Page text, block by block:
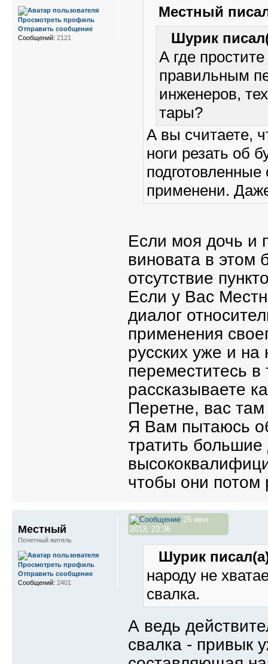
Местный
Шурик
А где
правильным
инженеров,
тары?
А вы считаете,
ноги резать об
применени.
Если моя дочь и
виновата в этом
отсутствие
Если у Вас
диалог
применения
русских уже и
переместитесь
рассказываете
Перетне, вас
Я Вам пытаюсь
тратить большие
чтобы они потом
Просмотреть профиль
Отправить сообщение
Сообщений: 2121
25 июн
2013, 23:36
Шурик
народу не
свалка.
А ведь
свалка - привык
Местный
Почетный житель
Просмотреть профиль
Отправить сообщение
Сообщений: 2401